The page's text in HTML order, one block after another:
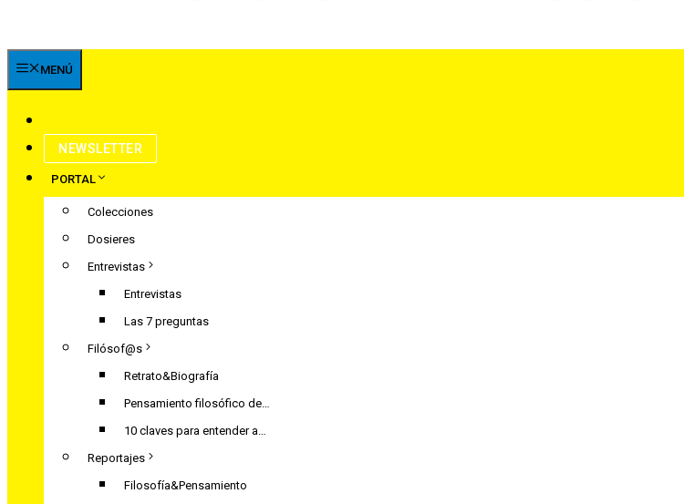
MENÚ
NEWSLETTER
PORTAL
Colecciones
Dosieres
Entrevistas
Entrevistas
Las 7 preguntas
Filósof@s
Retrato&Biografía
Pensamiento filosófico de…
10 claves para entender a…
Reportajes
Filosofía&Pensamiento